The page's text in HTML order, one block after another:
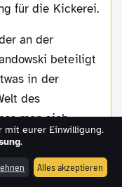
für die Kickerei.
beteiligt
in der
des
man sich
in den
lässt. Die
gegeben hat
mit eurer Einwilligung.
.
Alles akzeptieren